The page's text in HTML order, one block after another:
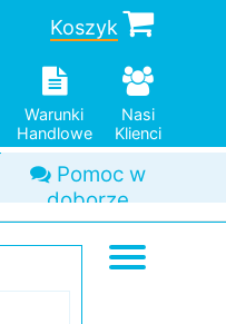
Warunki
Handlowe
Nasi
Klienci
Koszyk
Szybka
wysyłka